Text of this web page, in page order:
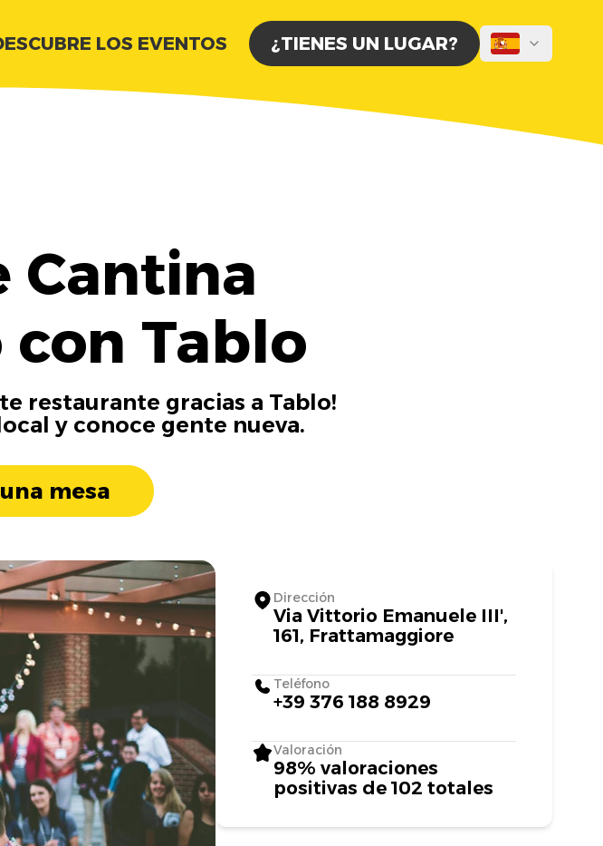
LOS EVENTOS ¿TIENES UN LUGAR?
Cantina
Tablo
restaurante gracias a Tablo!
y conoce gente nueva.
mesa
Dirección
Via Vittorio Emanuele III',
161, Frattamaggiore
Teléfono
+39 376 188 8929
Valoración
98% valoraciones
positivas de 102 totales